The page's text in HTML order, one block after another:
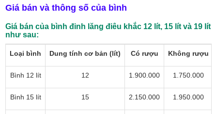
đa
mẫu
quantity
Giá bán và thông số của bình
Giá bán của bình đinh lăng điêu khắc 12 lít, 15 lít và 19 lít
như sau:
Loại bình Dung tính cơ bản (lít) Có rượu Không rượu
Bình 12 lít 12 1.900.000 1.750.000
Bình 15 lít 15 2.150.000 1.950.000